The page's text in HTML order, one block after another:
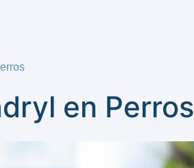
en Perros